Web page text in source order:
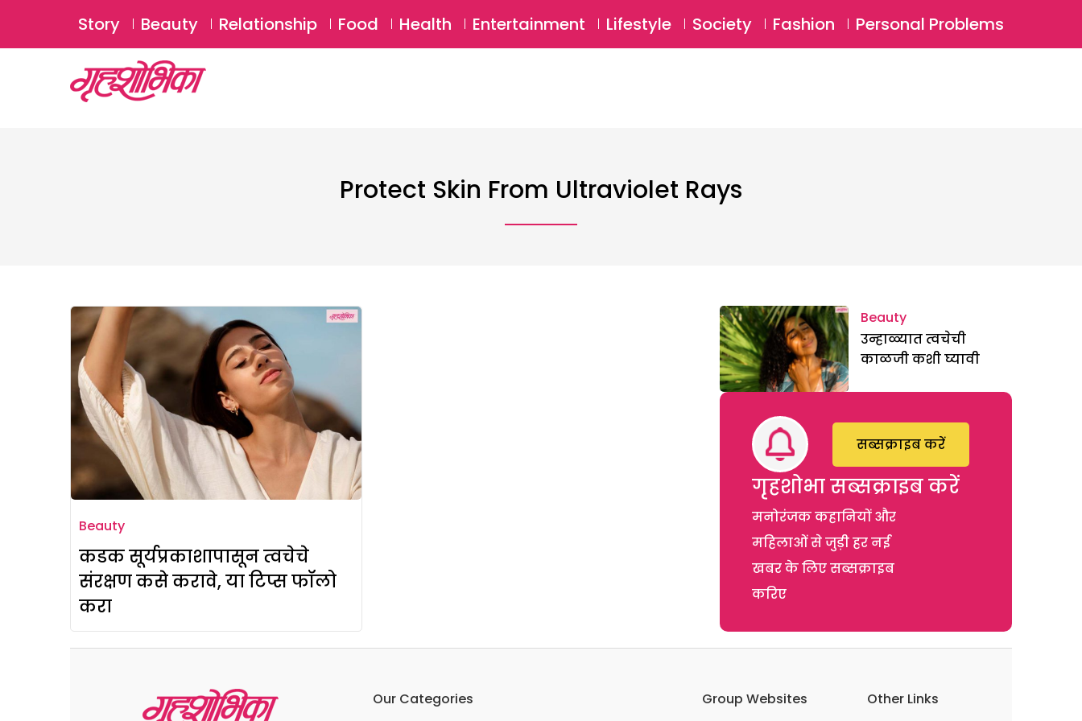
SUBSCRIBE Login ⚲
Story Beauty Relationship Food Health Entertainment Lifestyle Society Fashion Personal Problems
Protect Skin From Ultraviolet Rays
Beauty
कडक सूर्यप्रकाशापासून त्वचेचे
संरक्षण कसे करावे, या टिप्स फॉलो
करा
Beauty
उन्हाळ्यात त्वचेची
काळजी कशी घ्यावी
गृहशोभा सब्सक्राइब करें
मनोरंजक कहानियों और
महिलाओं से जुड़ी हर नई
खबर के लिए सब्सक्राइब
करिए
सब्सक्राइब करें
Our Categories Group Websites Other Links